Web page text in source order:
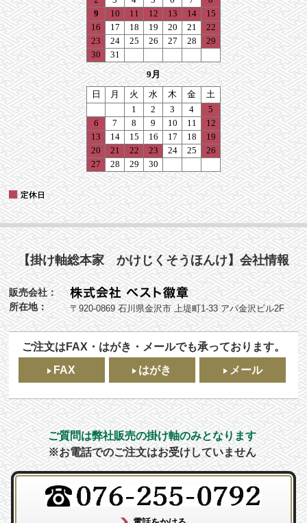
【掛け軸総本家 かけじくそうほんけ】会社情報
販売会社：
所在地：
〒920-0869 石川県金沢市 上堤町1-33 アパ金沢ビル2F
ご注文はFAX・はがき・メールでも承っております。
FAX
はがき メール
ご質問は弊社販売の掛け軸のみとなります
※お電話でのご注文はお受けしていません